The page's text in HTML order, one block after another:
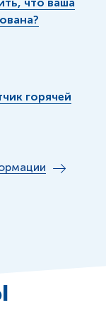
горячей